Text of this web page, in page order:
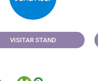
VISITAR STAND